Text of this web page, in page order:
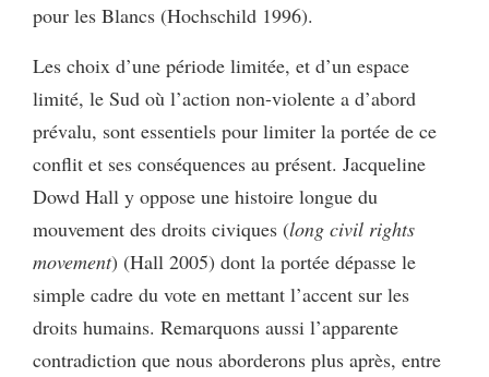
pour les Blancs (Hochschild 1996).
Les choix d’une période limitée, et d’un espace
limité, le Sud où l’action non-violente a d’abord
prévalu, sont essentiels pour limiter la portée de ce
conflit et ses conséquences au présent. Jacqueline
Dowd Hall y oppose une histoire longue du
mouvement des droits civiques (long civil rights
movement) (Hall 2005) dont la portée dépasse le
simple cadre du vote en mettant l’accent sur les
droits humains. Remarquons aussi l’apparente
contradiction que nous aborderons plus après, entre